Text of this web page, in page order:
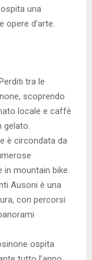
una
d’arte.
tra le
scoprendo
locale e caffè
gelato.
è circondata da
in mountain bike.
Ausoni è una
con percorsi
ospita